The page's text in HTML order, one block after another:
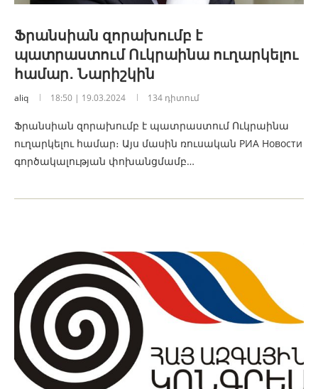
Ֆրանսիան զորախումբ է
պատրաստում Ուկրաինա ուղարկելու
համար․ Նարիշկին
aliq 18:50 | 19.03.2024 134 դիտում
Ֆրանսիան զորախումբ է պատրաստում Ուկրաինա
ուղարկելու համար։ Այս մասին ռուսական РИА Новости
գործակալության փոխանցմամբ…